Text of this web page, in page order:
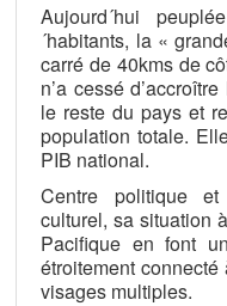
Aujourd´hui
´habitants, la «
carré de 40kms de
n’a cessé
le reste du pays et
population totale.
PIB national.
Centre politique et
culturel, sa situation
Pacifique en font
étroitement
visages multiples.